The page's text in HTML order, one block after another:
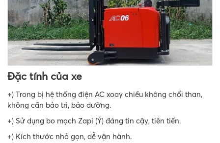
Đặc tính của xe
+) Trong bị hệ thống điện AC xoay chiều không chổi than,
không cần bảo trì, bảo dưỡng.
+) Sử dụng bo mạch Zapi (Ý) đáng tin cậy, tiên tiến.
+) Kích thước nhỏ gọn, dễ vận hành.